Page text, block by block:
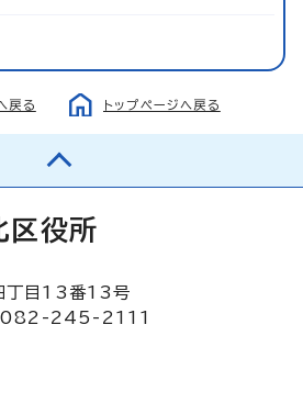
戻る トップページへ戻る
区役所
丁目13番13号
082-245-2111